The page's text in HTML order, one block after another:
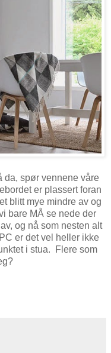
da, spør vennene våre
er plassert foran
blitt mye mindre av og
bare MÅ se nede der
og nå som nesten alt
er det vel heller ikke
i stua. Flere som